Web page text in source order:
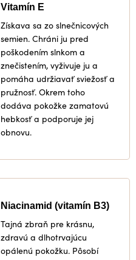
Vitamín E
Získava sa zo slnečnicových
semien. Chráni ju pred
poškodením slnkom a
znečistením, vyživuje ju a
pomáha udržiavať sviežosť a
pružnosť. Okrem toho
dodáva pokožke zamatovú
hebkosť a podporuje jej
obnovu.
Niacinamid (vitamín B3)
Tajná zbraň pre krásnu,
zdravú a dlhotrvajúcu
opálenú pokožku. Pôsobí